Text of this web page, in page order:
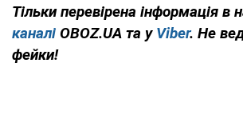
Тільки перевірена інформація в
каналі OBOZ.UA та у Viber. Не
фейки!